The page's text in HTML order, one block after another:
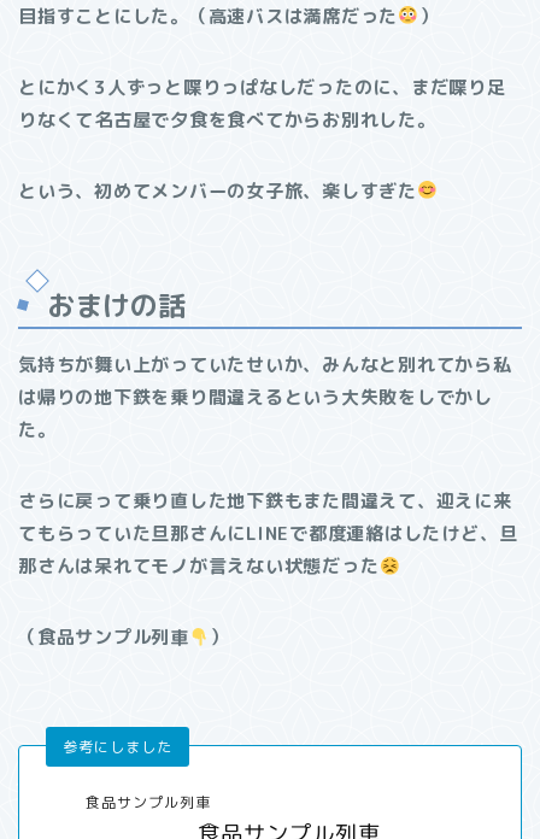
目指すことにした。（高速バスは満席だった ）
とにかく3人ずっと喋りっぱなしだったのに、まだ喋り足
りなくて名古屋で夕食を食べてからお別れした。
という、初めてメンバーの女子旅、楽しすぎた
おまけの話
気持ちが舞い上がっていたせいか、みんなと別れてから私
は帰りの地下鉄を乗り間違えるという大失敗をしでかし
た。
さらに戻って乗り直した地下鉄もまた間違えて、迎えに来
てもらっていた旦那さんにLINEで都度連絡はしたけど、旦
那さんは呆れてモノが言えない状態だった
（食品サンプル列車 ）
食品サンプル列車